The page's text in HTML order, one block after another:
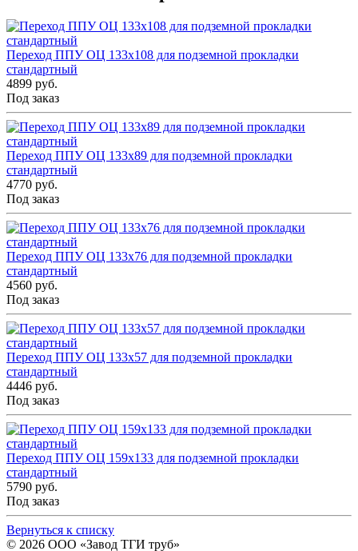
Переход ППУ ОЦ 133x108 для подземной прокладки
стандартный
4899 руб.
Под заказ
Переход ППУ ОЦ 133x89 для подземной прокладки
стандартный
4770 руб.
Под заказ
Переход ППУ ОЦ 133x76 для подземной прокладки
стандартный
4560 руб.
Под заказ
Переход ППУ ОЦ 133x57 для подземной прокладки
стандартный
4446 руб.
Под заказ
Переход ППУ ОЦ 159x133 для подземной прокладки
стандартный
5790 руб.
Под заказ
Вернуться к списку
© 2026 ООО «Завод ТГИ труб»